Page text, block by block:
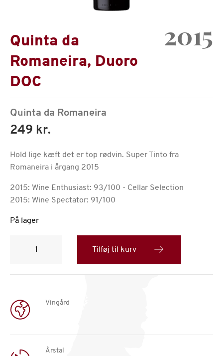
Quinta da
Romaneira, Duoro
DOC
2015
Quinta da Romaneira
249 kr.
Hold lige kæft det er top rødvin. Super Tinto fra
Romaneira i årgang 2015
2015: Wine Enthusiast: 93/100 - Cellar Selection
2015: Wine Spectator: 91/100
På lager
2015
Tilføj til kurv
Vingård
Årstal